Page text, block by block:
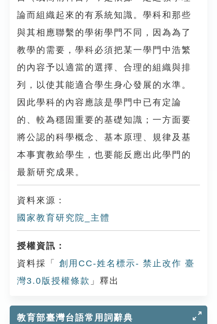
論而組織起來的有系統知識。學科和那些
與其相應聯繫的學術學門不同，因為為了
教學的需要，學科必須把某一學門中浩繁
的內容予以適當的選擇、合理的組織與排
列，以使其能適合學生身心發展的水準。
因此學科的內容應該是學門中已有定論
的、較為穩固重要的基礎知識；一方面要
將公認的科學概念、基本原理、規律及基
本事實教給學生，也要能反應出此學門的
最新研究成果。
資料來源：
國家教育研究院_主體
授權資訊：
資料採「
創用CC-姓名標示- 禁止改作 臺
灣3.0版授權條款 」釋出
教育部臺灣台語常用詞辭典